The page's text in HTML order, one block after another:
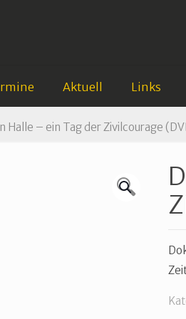
Aktuell Links
Halle – ein Tag der Zivilcourage
🔍